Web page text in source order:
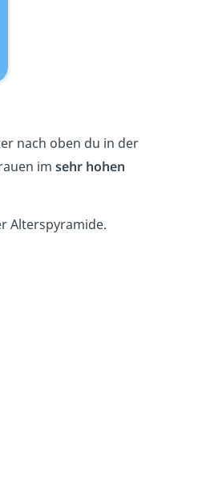
nach oben du in der
im sehr hohen
Alterspyramide.